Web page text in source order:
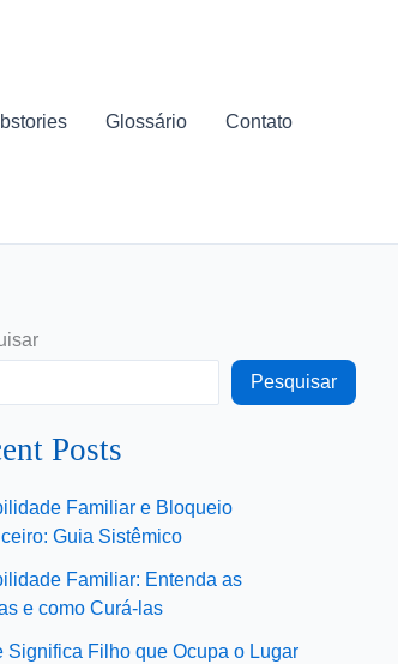
Glossário Contato
Pesquisar
Posts
Familiar e Bloqueio
Guia Sistêmico
Familiar: Entenda as
e como Curá-las
Significa Filho que Ocupa o Lugar